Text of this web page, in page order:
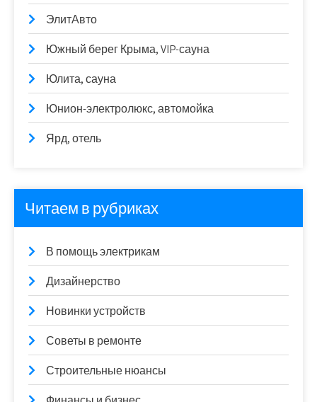
ЭлитАвто
Южный берег Крыма, VIP-сауна
Юлита, сауна
Юнион-электролюкс, автомойка
Ярд, отель
Читаем в рубриках
В помощь электрикам
Дизайнерство
Новинки устройств
Советы в ремонте
Строительные нюансы